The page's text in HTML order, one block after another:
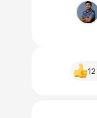
12